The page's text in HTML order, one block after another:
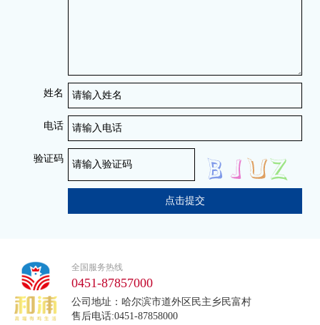
姓名
电话
验证码
点击提交
全国服务热线
0451-87857000
公司地址：哈尔滨市道外区民主乡民富村
售后电话:0451-87858000